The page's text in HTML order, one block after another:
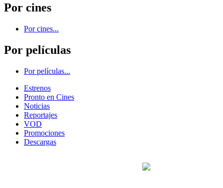
Por cines
Por cines...
Por películas
Por películas...
Estrenos
Pronto en Cines
Noticias
Reportajes
VOD
Promociones
Descargas